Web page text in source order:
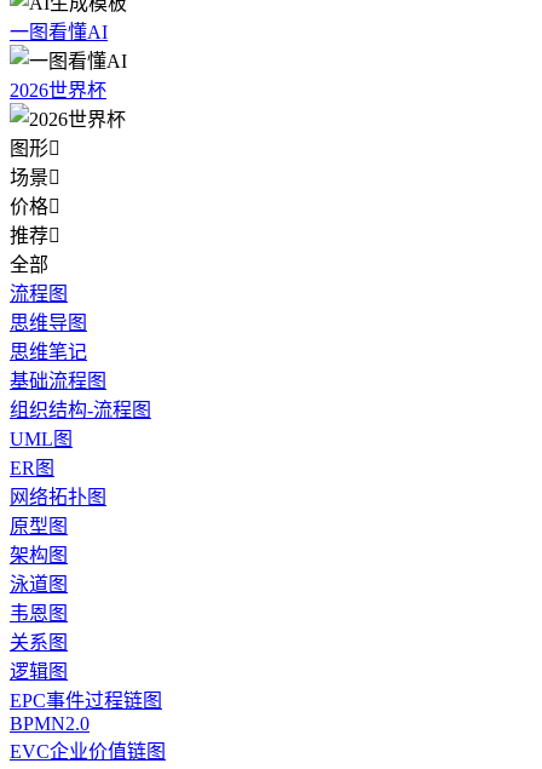
一图看懂AI
2026世界杯
图形
场景
价格
推荐
全部
流程图
思维导图
思维笔记
基础流程图
组织结构-流程图
UML图
ER图
网络拓扑图
原型图
架构图
泳道图
韦恩图
关系图
逻辑图
EPC事件过程链图
BPMN2.0
EVC企业价值链图